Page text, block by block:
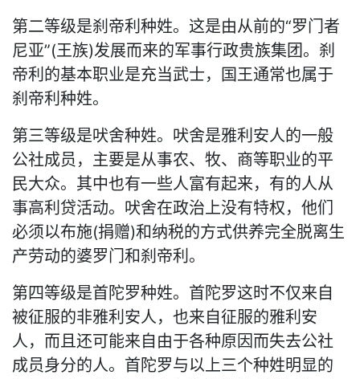
第二等级是刹帝利种姓。这是由从前的“罗门者
尼亚”(王族)发展而来的军事行政贵族集团。刹
帝利的基本职业是充当武士，国王通常也属于
刹帝利种姓。
第三等级是吠舍种姓。吠舍是雅利安人的一般
公社成员，主要是从事农、牧、商等职业的平
民大众。其中也有一些人富有起来，有的人从
事高利贷活动。吠舍在政治上没有特权，他们
必须以布施(捐赠)和纳税的方式供养完全脱离生
产劳动的婆罗门和刹帝利。
第四等级是首陀罗种姓。首陀罗这时不仅来自
被征服的非雅利安人，也来自征服的雅利安
人，而且还可能来自由于各种原因而失去公社
成员身分的人。首陀罗与以上三个种姓明显的